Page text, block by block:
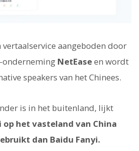
vertaalservice aangeboden door
onderneming NetEaseen wordt
speakers van het Chinees.
is in het buitenland, lijkt
op het vasteland van China
dan Baidu Fanyi.